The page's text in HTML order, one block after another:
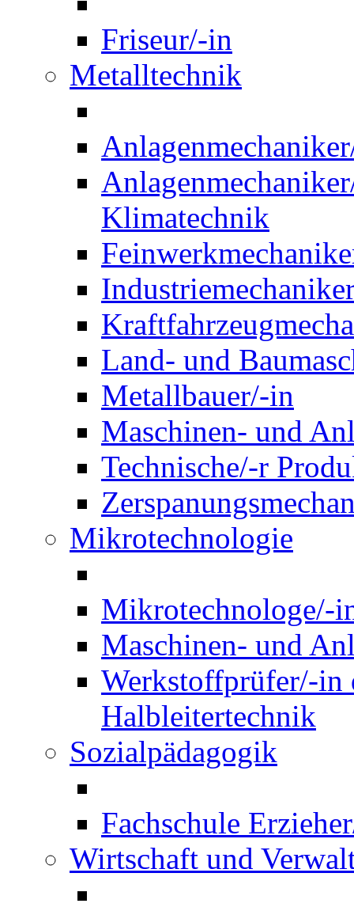
Friseur/-in
Metalltechnik
Klimatechnik
Land- und
Metallbauer/-in
Maschinen- und
Technische/-r
Mikrotechnologie
Mikrotechnologe/-
Maschinen- und
Werkstoffprüfer/-in
Halbleitertechnik
Sozialpädagogik
Fachschule
Wirtschaft und